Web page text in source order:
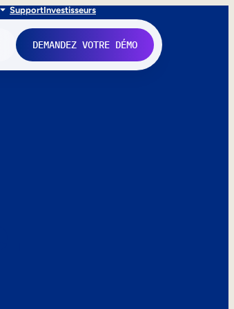
SupportInvestisseurs
DEMANDEZ VOTRE DÉMO